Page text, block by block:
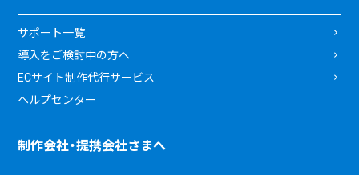
サポート一覧
導入をご検討中の方へ
ECサイト制作代行サービス
ヘルプセンター
制作会社・提携会社さまへ